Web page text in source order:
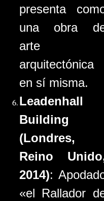
presenta
una obra
arte
arquitectónica
en sí misma.
Leadenhall
Building
(Londres,
Reino
2014):
«el Rallador